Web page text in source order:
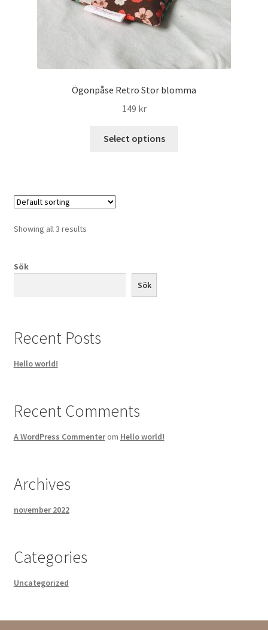
Ögonpåse Retro Stor blomma
149 kr
Select options
Showing all 3 results
Sök
Sök
Recent Posts
Hello world!
Recent Comments
A WordPress Commenterom Hello world!
Archives
november 2022
Categories
Uncategorized